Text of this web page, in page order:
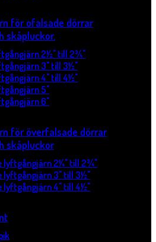
för ofalsade dörrar
skåpluckor.
2½" till 2¾"
3" till 3½"
4" till 4½"
5"
6"
för överfalsade dörrar
skåpluckor
lyftgångjärn 2¼" till 2¾"
lyftgångjärn 3" till 3½"
lyftgångjärn 4" till 4½"